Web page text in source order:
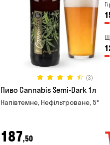
(3)
Пиво Cannabis Semi-Dark 1л
Напівтемне, Нефільтроване, 5°
187,50